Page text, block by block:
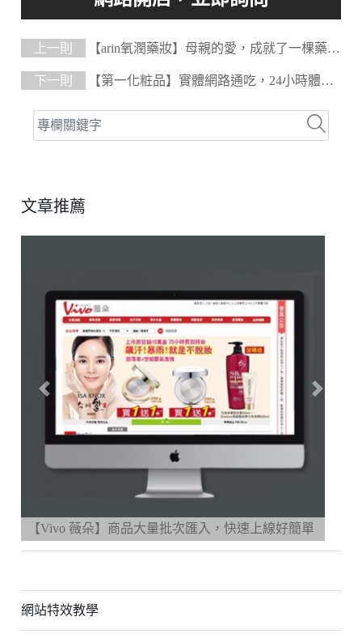
文章推薦
上線好簡單 【城乙化工原料】DIY美容風潮轉型銷售成
Previous Next
網站特效教學
上一則
【arin氧潤藥妝】母親的愛，成就了一棵藥妝
下一則
【第一化粧品】實體網路通吃，24小時體驗